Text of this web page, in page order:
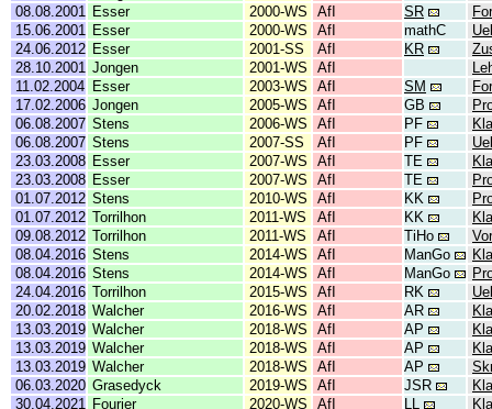
08.08.2001
Esser 2000-WS AfI SR
15.06.2001
Esser 2000-WS AfI mathC
24.06.2012 Esser 2001-SS AfI KR
28.10.2001 Jongen 2001-WS AfI
11.02.2004 Esser 2003-WS AfI SM
17.02.2006 Jongen 2005-WS AfI GB
06.08.2007 Stens 2006-WS AfI PF
06.08.2007 Stens 2007-SS AfI PF
23.03.2008 Esser 2007-WS AfI TE
23.03.2008 Esser 2007-WS AfI TE
01.07.2012 Stens 2010-WS AfI KK
01.07.2012 Torrilhon 2011-WS AfI KK
09.08.2012 Torrilhon 2011-WS AfI TiHo
08.04.2016 Stens 2014-WS AfI ManGo
08.04.2016 Stens 2014-WS AfI ManGo
24.04.2016 Torrilhon 2015-WS AfI RK
20.02.2018 Walcher 2016-WS AfI AR
13.03.2019 Walcher 2018-WS AfI AP
13.03.2019 Walcher 2018-WS AfI AP
13.03.2019 Walcher 2018-WS AfI AP
06.03.2020 Grasedyck 2019-WS AfI JSR
30.04.2021
Fourier 2020-WS AfI